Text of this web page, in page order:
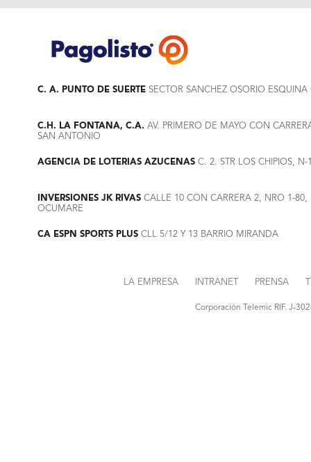
C. A. PUNTO DE SUERTE SECTOR SANCHEZ OSORIO
C.H. LA FONTANA, C.A. AV. PRIMERO DE MAYO CON
SAN ANTONIO
AGENCIA DE LOTERIAS AZUCENAS C. 2. STR LOS CHIPIOS, N-
INVERSIONES JK RIVAS CALLE 10 CON CARRERA 2, NRO 1-
OCUMARE
CA ESPN SPORTS PLUS CLL 5/12 Y 13 BARRIO MIRANDA
LA EMPRESA INTRANET PRENSA
Corporación Telemic RIF. J-